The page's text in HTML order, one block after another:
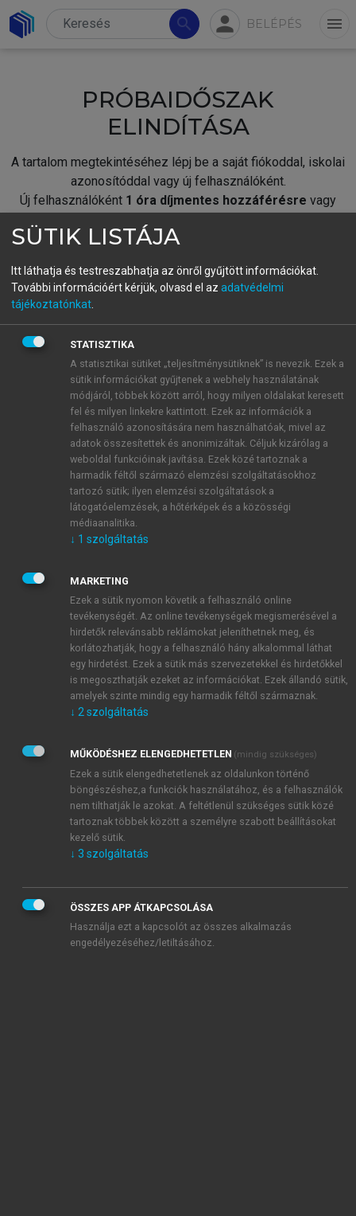
search person BELÉPÉS menu
PRÓBAIDŐSZAK
ELINDÍTÁSA
A tartalom megtekintéséhez lépj be a saját fiókoddal, iskolai
azonosítóddal vagy új felhasználóként.
Új felhasználóként 1 óra díjmentes hozzáférésre vagy
fiókoddal,vagy hozz létre új fiókot.
A regisztráció után apróbaidőszakautomatikusan
BELÉPÉS SAJÁT FIÓKKAL
ÚJ FIÓK LÉTREHOZÁSA
1 óra díjmentes hozzáférés
E-MAIL-CÍM
JELSZÓ
JELSZÓ ÚJRA
Kérek értesítést a MeRSZ újdonságairól, akcióiról.
Kérek értesítést az Akadémiai Kiadó Zrt. újdonságairól,
Adatkezelési tájékoztatóbanfoglaltakat tudomásul
veszem és elfogadom.
Általános vásárlási feltételeket, valamint a szotar.netés a
mersz.huoldalak licencszerződéseiben foglaltakat
tudomásul veszem és elfogadom.
KIPRÓBÁLOM
SÜTIK LISTÁJA
Itt láthatja és testreszabhatja az önről gyűjtött információkat.
További információért kérjük, olvasd el az adatvédelmi
tájékoztatónkat
STATISZTIKA
A statisztikai sütiket „teljesítménysütiknek” is nevezik. Ezek a
sütik információkat gyűjtenek a webhely használatának
módjáról, többek között arról, hogy milyen oldalakat keresett
fel és milyen linkekre kattintott. Ezek az információk a
felhasználó azonosítására nem használhatóak, mivel az
adatok összesítettek és anonimizáltak. Céljuk kizárólag a
weboldal funkcióinak javítása. Ezek közé tartoznak a
harmadik féltől származó elemzési szolgáltatásokhoz
tartozó sütik; ilyen elemzési szolgáltatások a
látogatóelemzések, a hőtérképek és a közösségi
médiaanalitika.
↓ 1 szolgáltatás
MARKETING
Ezek a sütik nyomon követik a felhasználó online
tevékenységét. Az online tevékenységek megismerésével a
hirdetők relevánsabb reklámokat jeleníthetnek meg, és
korlátozhatják, hogy a felhasználó hány alkalommal láthat
egy hirdetést. Ezek a sütik más szervezetekkel és hirdetőkkel
is megoszthatják ezeket az információkat. Ezek állandó sütik,
amelyek szinte mindig egy harmadik féltől származnak.
↓ 2 szolgáltatás
MŰKÖDÉSHEZ ELENGEDHETETLEN (mindig szükséges)
Ezek a sütik elengedhetetlenek az oldalunkon történő
böngészéshez,a funkciók használatához, és a felhasználók
nem tilthatják le azokat. A feltétlenül szükséges sütik közé
tartoznak többek között a személyre szabott beállításokat
kezelő sütik.
↓ 3 szolgáltatás
ÖSSZES APP ÁTKAPCSOLÁSA
Használja ezt a kapcsolót az összes alkalmazás
engedélyezéséhez/letiltásához.